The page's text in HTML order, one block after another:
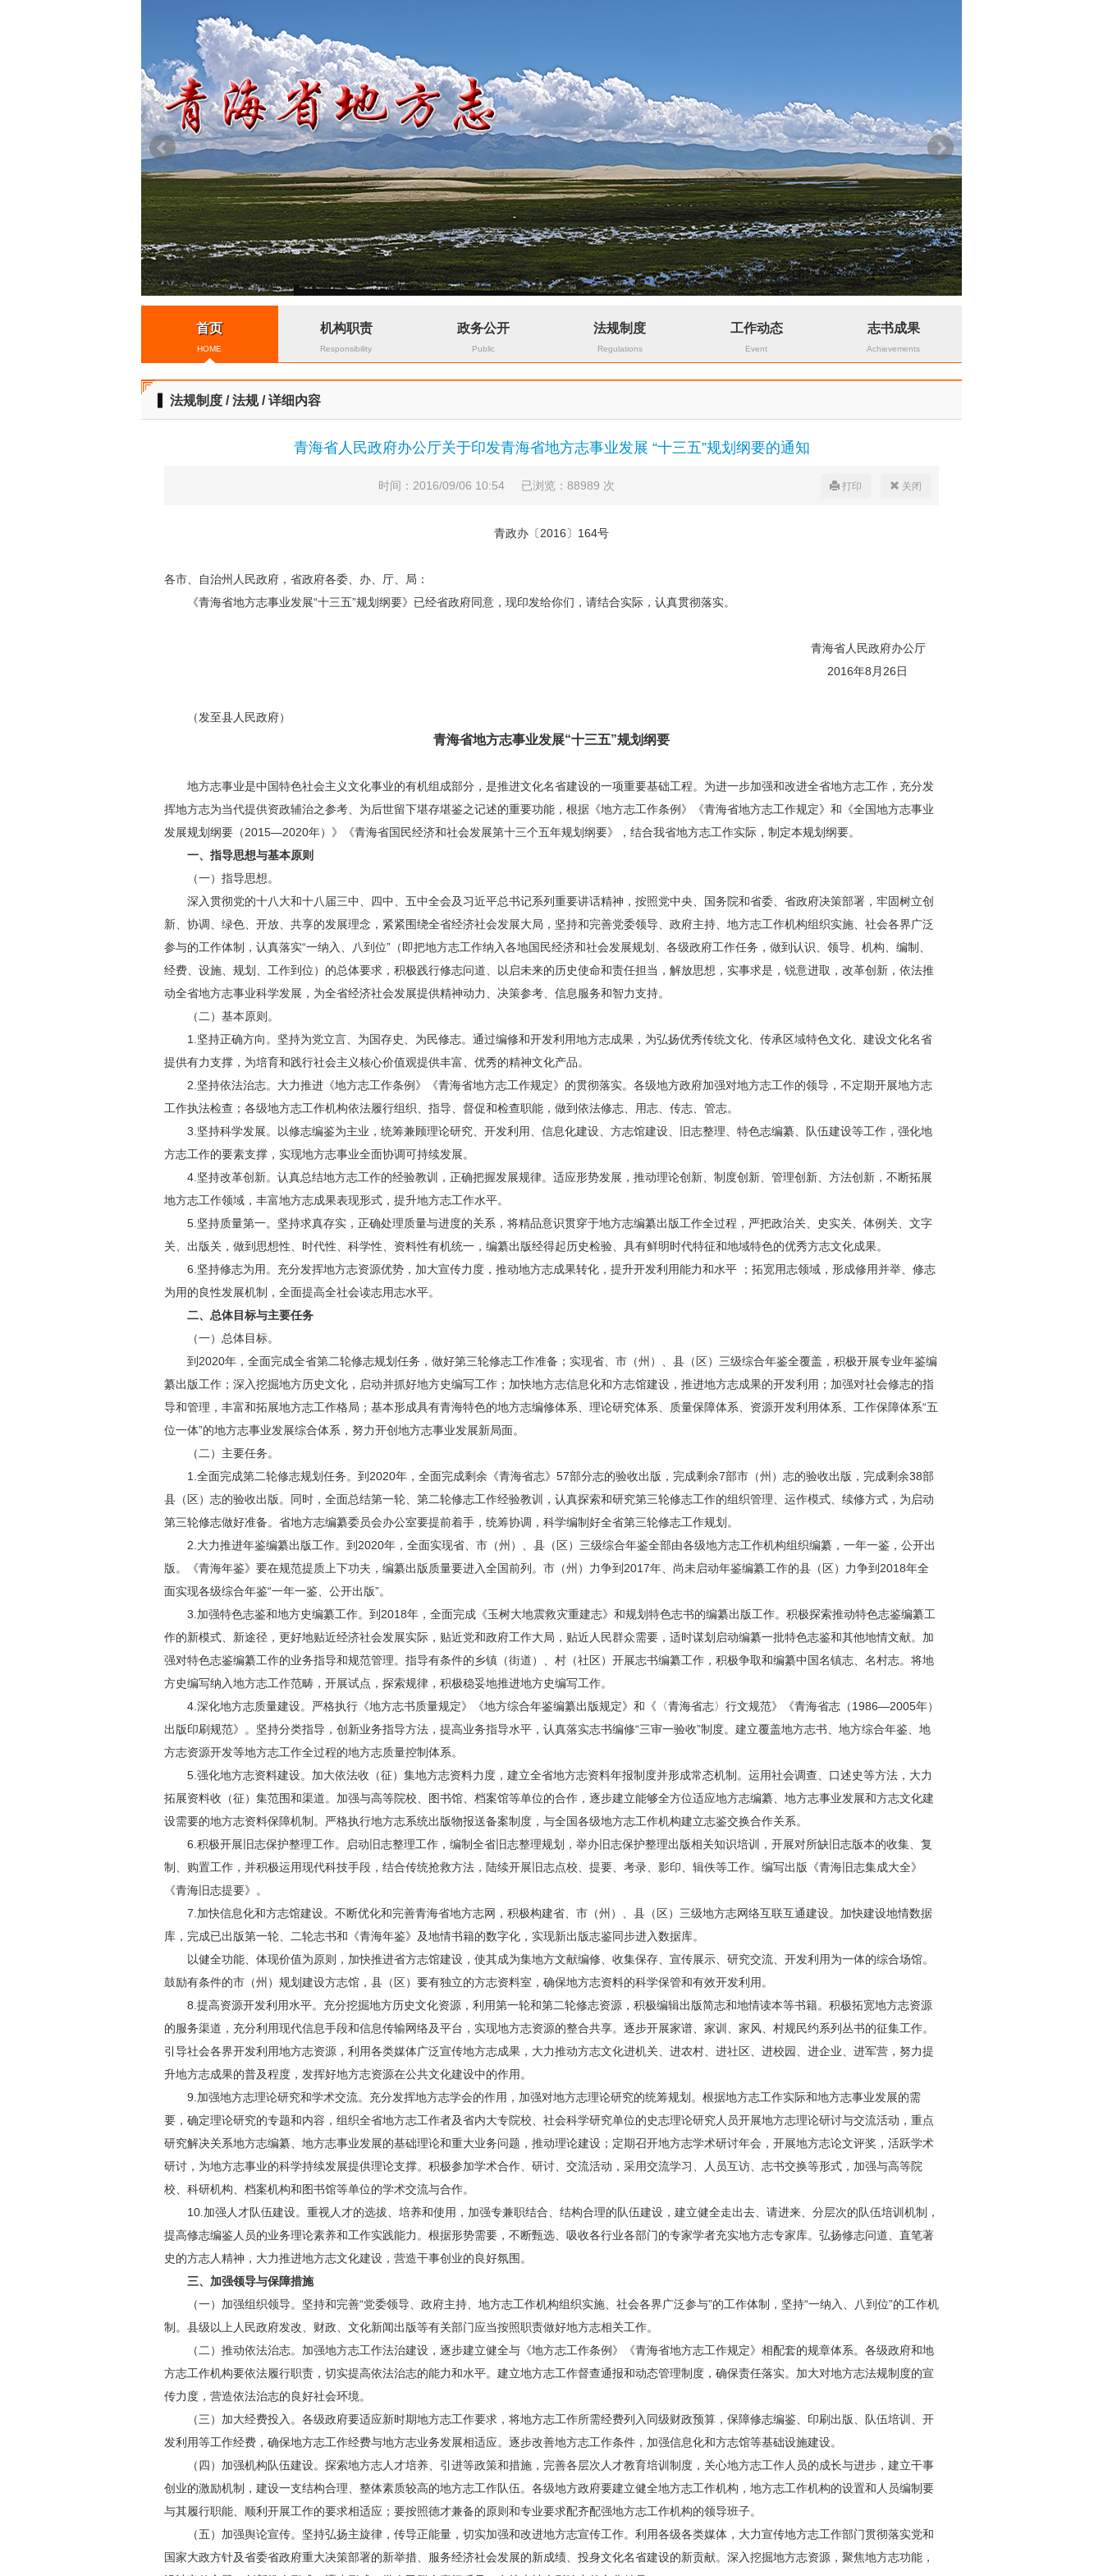
首页
HOME
机构职责
Responsibility
政务公开
Public
法规制度
Regulations
工作动态
Event
志书成果
Achievements
法规制度 / 法规 / 详细内容
青海省人民政府办公厅关于印发青海省地方志事业发展 “十三五”规划纲要的通知
时间：2016/09/06 10:54 已浏览：88989 次 打印 关闭
青政办〔2016〕164号
各市、自治州人民政府，省政府各委、办、厅、局：
《青海省地方志事业发展“十三五”规划纲要》已经省政府同意，现印发给你们，请结合实际，认真贯彻落实。
青海省人民政府办公厅
2016年8月26日
（发至县人民政府）
青海省地方志事业发展“十三五”规划纲要
地方志事业是中国特色社会主义文化事业的有机组成部分，是推进文化名省建设的一项重要基础工程。为进一步加强和改进全省地方志工作，充分发
挥地方志为当代提供资政辅治之参考、为后世留下堪存堪鉴之记述的重要功能，根据《地方志工作条例》《青海省地方志工作规定》和《全国地方志事业
发展规划纲要（2015—2020年）》《青海省国民经济和社会发展第十三个五年规划纲要》，结合我省地方志工作实际，制定本规划纲要。
一、指导思想与基本原则
（一）指导思想。
深入贯彻党的十八大和十八届三中、四中、五中全会及习近平总书记系列重要讲话精神，按照党中央、国务院和省委、省政府决策部署，牢固树立创
新、协调、绿色、开放、共享的发展理念，紧紧围绕全省经济社会发展大局，坚持和完善党委领导、政府主持、地方志工作机构组织实施、社会各界广泛
参与的工作体制，认真落实“一纳入、八到位”（即把地方志工作纳入各地国民经济和社会发展规划、各级政府工作任务，做到认识、领导、机构、编制、
经费、设施、规划、工作到位）的总体要求，积极践行修志问道、以启未来的历史使命和责任担当，解放思想，实事求是，锐意进取，改革创新，依法推
动全省地方志事业科学发展，为全省经济社会发展提供精神动力、决策参考、信息服务和智力支持。
（二）基本原则。
1.坚持正确方向。坚持为党立言、为国存史、为民修志。通过编修和开发利用地方志成果，为弘扬优秀传统文化、传承区域特色文化、建设文化名省
提供有力支撑，为培育和践行社会主义核心价值观提供丰富、优秀的精神文化产品。
2.坚持依法治志。大力推进《地方志工作条例》《青海省地方志工作规定》的贯彻落实。各级地方政府加强对地方志工作的领导，不定期开展地方志
工作执法检查；各级地方志工作机构依法履行组织、指导、督促和检查职能，做到依法修志、用志、传志、管志。
3.坚持科学发展。以修志编鉴为主业，统筹兼顾理论研究、开发利用、信息化建设、方志馆建设、旧志整理、特色志编纂、队伍建设等工作，强化地
方志工作的要素支撑，实现地方志事业全面协调可持续发展。
4.坚持改革创新。认真总结地方志工作的经验教训，正确把握发展规律。适应形势发展，推动理论创新、制度创新、管理创新、方法创新，不断拓展
地方志工作领域，丰富地方志成果表现形式，提升地方志工作水平。
5.坚持质量第一。坚持求真存实，正确处理质量与进度的关系，将精品意识贯穿于地方志编纂出版工作全过程，严把政治关、史实关、体例关、文字
关、出版关，做到思想性、时代性、科学性、资料性有机统一，编纂出版经得起历史检验、具有鲜明时代特征和地域特色的优秀方志文化成果。
6.坚持修志为用。充分发挥地方志资源优势，加大宣传力度，推动地方志成果转化，提升开发利用能力和水平 ；拓宽用志领域，形成修用并举、修志
为用的良性发展机制，全面提高全社会读志用志水平。
二、总体目标与主要任务
（一）总体目标。
到2020年，全面完成全省第二轮修志规划任务，做好第三轮修志工作准备；实现省、市（州）、县（区）三级综合年鉴全覆盖，积极开展专业年鉴编
纂出版工作；深入挖掘地方历史文化，启动并抓好地方史编写工作；加快地方志信息化和方志馆建设，推进地方志成果的开发利用；加强对社会修志的指
导和管理，丰富和拓展地方志工作格局；基本形成具有青海特色的地方志编修体系、理论研究体系、质量保障体系、资源开发利用体系、工作保障体系“五
位一体”的地方志事业发展综合体系，努力开创地方志事业发展新局面。
（二）主要任务。
1.全面完成第二轮修志规划任务。到2020年，全面完成剩余《青海省志》57部分志的验收出版，完成剩余7部市（州）志的验收出版，完成剩余38部
县（区）志的验收出版。同时，全面总结第一轮、第二轮修志工作经验教训，认真探索和研究第三轮修志工作的组织管理、运作模式、续修方式，为启动
第三轮修志做好准备。省地方志编纂委员会办公室要提前着手，统筹协调，科学编制好全省第三轮修志工作规划。
2.大力推进年鉴编纂出版工作。到2020年，全面实现省、市（州）、县（区）三级综合年鉴全部由各级地方志工作机构组织编纂，一年一鉴，公开出
版。《青海年鉴》要在规范提质上下功夫，编纂出版质量要进入全国前列。市（州）力争到2017年、尚未启动年鉴编纂工作的县（区）力争到2018年全
面实现各级综合年鉴“一年一鉴、公开出版”。
3.加强特色志鉴和地方史编纂工作。到2018年，全面完成《玉树大地震救灾重建志》和规划特色志书的编纂出版工作。积极探索推动特色志鉴编纂工
作的新模式、新途径，更好地贴近经济社会发展实际，贴近党和政府工作大局，贴近人民群众需要，适时谋划启动编纂一批特色志鉴和其他地情文献。加
强对特色志鉴编纂工作的业务指导和规范管理。指导有条件的乡镇（街道）、村（社区）开展志书编纂工作，积极争取和编纂中国名镇志、名村志。将地
方史编写纳入地方志工作范畴，开展试点，探索规律，积极稳妥地推进地方史编写工作。
4.深化地方志质量建设。严格执行《地方志书质量规定》《地方综合年鉴编纂出版规定》和《〈青海省志〉行文规范》《青海省志（1986—2005年）
出版印刷规范》。坚持分类指导，创新业务指导方法，提高业务指导水平，认真落实志书编修“三审一验收”制度。建立覆盖地方志书、地方综合年鉴、地
方志资源开发等地方志工作全过程的地方志质量控制体系。
5.强化地方志资料建设。加大依法收（征）集地方志资料力度，建立全省地方志资料年报制度并形成常态机制。运用社会调查、口述史等方法，大力
拓展资料收（征）集范围和渠道。加强与高等院校、图书馆、档案馆等单位的合作，逐步建立能够全方位适应地方志编纂、地方志事业发展和方志文化建
设需要的地方志资料保障机制。严格执行地方志系统出版物报送备案制度，与全国各级地方志工作机构建立志鉴交换合作关系。
6.积极开展旧志保护整理工作。启动旧志整理工作，编制全省旧志整理规划，举办旧志保护整理出版相关知识培训，开展对所缺旧志版本的收集、复
制、购置工作，并积极运用现代科技手段，结合传统抢救方法，陆续开展旧志点校、提要、考录、影印、辑佚等工作。编写出版《青海旧志集成大全》
《青海旧志提要》。
7.加快信息化和方志馆建设。不断优化和完善青海省地方志网，积极构建省、市（州）、县（区）三级地方志网络互联互通建设。加快建设地情数据
库，完成已出版第一轮、二轮志书和《青海年鉴》及地情书籍的数字化，实现新出版志鉴同步进入数据库。
以健全功能、体现价值为原则，加快推进省方志馆建设，使其成为集地方文献编修、收集保存、宣传展示、研究交流、开发利用为一体的综合场馆。
鼓励有条件的市（州）规划建设方志馆，县（区）要有独立的方志资料室，确保地方志资料的科学保管和有效开发利用。
8.提高资源开发利用水平。充分挖掘地方历史文化资源，利用第一轮和第二轮修志资源，积极编辑出版简志和地情读本等书籍。积极拓宽地方志资源
的服务渠道，充分利用现代信息手段和信息传输网络及平台，实现地方志资源的整合共享。逐步开展家谱、家训、家风、村规民约系列丛书的征集工作。
引导社会各界开发利用地方志资源，利用各类媒体广泛宣传地方志成果，大力推动方志文化进机关、进农村、进社区、进校园、进企业、进军营，努力提
升地方志成果的普及程度，发挥好地方志资源在公共文化建设中的作用。
9.加强地方志理论研究和学术交流。充分发挥地方志学会的作用，加强对地方志理论研究的统筹规划。根据地方志工作实际和地方志事业发展的需
要，确定理论研究的专题和内容，组织全省地方志工作者及省内大专院校、社会科学研究单位的史志理论研究人员开展地方志理论研讨与交流活动，重点
研究解决关系地方志编纂、地方志事业发展的基础理论和重大业务问题，推动理论建设；定期召开地方志学术研讨年会，开展地方志论文评奖，活跃学术
研讨，为地方志事业的科学持续发展提供理论支撑。积极参加学术合作、研讨、交流活动，采用交流学习、人员互访、志书交换等形式，加强与高等院
校、科研机构、档案机构和图书馆等单位的学术交流与合作。
10.加强人才队伍建设。重视人才的选拔、培养和使用，加强专兼职结合、结构合理的队伍建设，建立健全走出去、请进来、分层次的队伍培训机制，
提高修志编鉴人员的业务理论素养和工作实践能力。根据形势需要，不断甄选、吸收各行业各部门的专家学者充实地方志专家库。弘扬修志问道、直笔著
史的方志人精神，大力推进地方志文化建设，营造干事创业的良好氛围。
三、加强领导与保障措施
（一）加强组织领导。坚持和完善“党委领导、政府主持、地方志工作机构组织实施、社会各界广泛参与”的工作体制，坚持“一纳入、八到位”的工作机
制。县级以上人民政府发改、财政、文化新闻出版等有关部门应当按照职责做好地方志相关工作。
（二）推动依法治志。加强地方志工作法治建设，逐步建立健全与《地方志工作条例》《青海省地方志工作规定》相配套的规章体系。各级政府和地
方志工作机构要依法履行职责，切实提高依法治志的能力和水平。建立地方志工作督查通报和动态管理制度，确保责任落实。加大对地方志法规制度的宣
传力度，营造依法治志的良好社会环境。
（三）加大经费投入。各级政府要适应新时期地方志工作要求，将地方志工作所需经费列入同级财政预算，保障修志编鉴、印刷出版、队伍培训、开
发利用等工作经费，确保地方志工作经费与地方志业务发展相适应。逐步改善地方志工作条件，加强信息化和方志馆等基础设施建设。
（四）加强机构队伍建设。探索地方志人才培养、引进等政策和措施，完善各层次人才教育培训制度，关心地方志工作人员的成长与进步，建立干事
创业的激励机制，建设一支结构合理、整体素质较高的地方志工作队伍。各级地方政府要建立健全地方志工作机构，地方志工作机构的设置和人员编制要
与其履行职能、顺利开展工作的要求相适应；要按照德才兼备的原则和专业要求配齐配强地方志工作机构的领导班子。
（五）加强舆论宣传。坚持弘扬主旋律，传导正能量，切实加强和改进地方志宣传工作。利用各级各类媒体，大力宣传地方志工作部门贯彻落实党和
国家大政方针及省委省政府重大决策部署的新举措、服务经济社会发展的新成绩、投身文化名省建设的新贡献。深入挖掘地方志资源，聚焦地方志功能，